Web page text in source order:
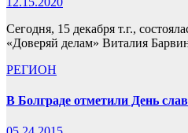
Сегодня, 15 декабря т.г.,
«Доверяй делам» Виталия
РЕГИОН
В Болграде отметили День